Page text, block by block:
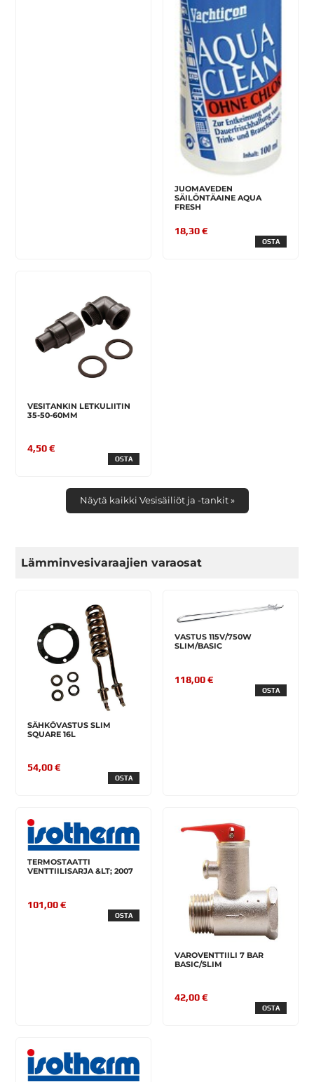
JUOMAVEDEN
SÄILÖNTÄAINE AQUA
FRESH
18,30 €
OSTA
VESITANKIN LETKULIITIN
35-50-60MM
4,50 €
OSTA
Näytä kaikki Vesisäiliöt ja -tankit »
Lämminvesivaraajien varaosat
SÄHKÖVASTUS SLIM
SQUARE 16L
54,00 €
OSTA
VASTUS 115V/750W
SLIM/BASIC
118,00 €
OSTA
TERMOSTAATTI
VENTTIILISARJA &LT; 2007
101,00 €
OSTA
VAROVENTTIILI 7 BAR
BASIC/SLIM
42,00 €
OSTA